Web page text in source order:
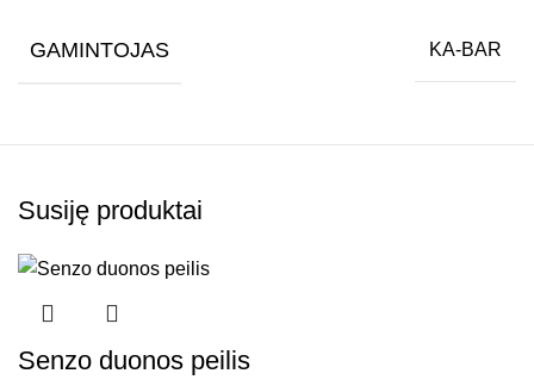
GAMINTOJAS KA-BAR
Susiję produktai
Senzo duonos peilis